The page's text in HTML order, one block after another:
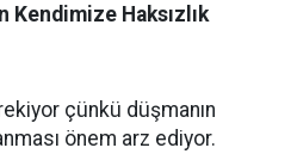
Kendimize Haksızlık
çünkü düşmanın
önem arz ediyor.